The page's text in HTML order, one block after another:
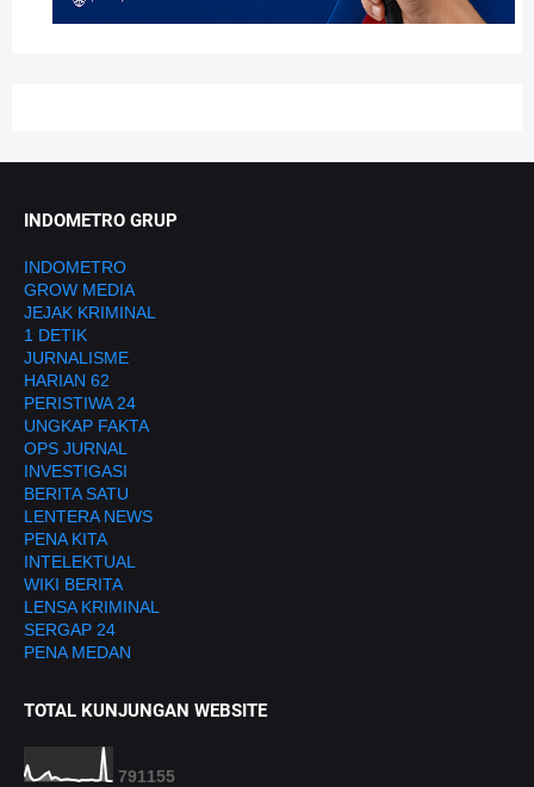
INDOMETRO GRUP
INDOMETRO
GROW MEDIA
JEJAK KRIMINAL
1 DETIK
JURNALISME
HARIAN 62
PERISTIWA 24
UNGKAP FAKTA
OPS JURNAL
INVESTIGASI
BERITA SATU
LENTERA NEWS
PENA KITA
INTELEKTUAL
WIKI BERITA
LENSA KRIMINAL
SERGAP 24
PENA MEDAN
TOTAL KUNJUNGAN WEBSITE
791155